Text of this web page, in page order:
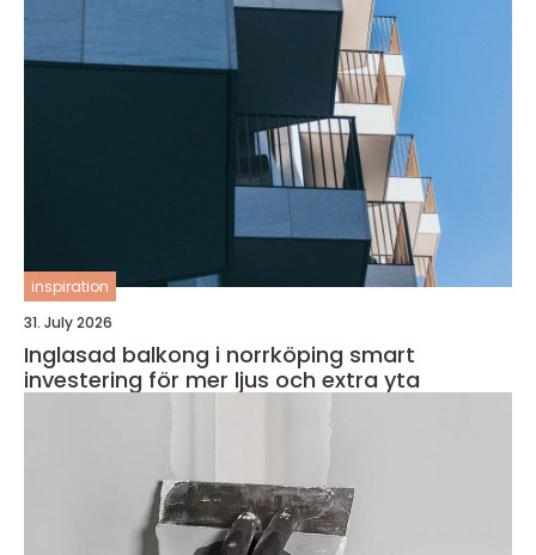
inspiration
31. July 2026
Inglasad balkong i norrköping smart
investering för mer ljus och extra yta